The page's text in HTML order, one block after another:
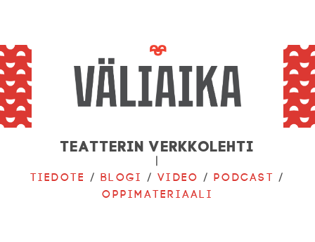
Teatterin verkkolehti
|
Tiedote
/Blogi /Video /Podcast /
Oppimateriaali